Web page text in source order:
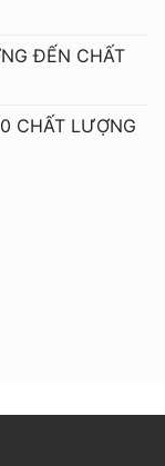
ĐẾN CHẤT
CHẤT LƯỢNG